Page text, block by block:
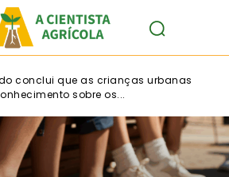
conclui que as crianças urbanas
sobre os...